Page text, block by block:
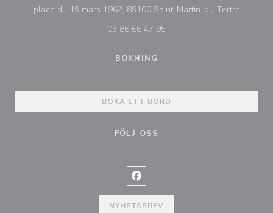
place du 19 mars 1962, 89100 Saint-Martin-du-Tertre
03 86 66 47 95
BOKNING
BOKA ETT BORD
FÖLJ OSS
Facebook ((öppnas i ett nytt
NYHETSBREV